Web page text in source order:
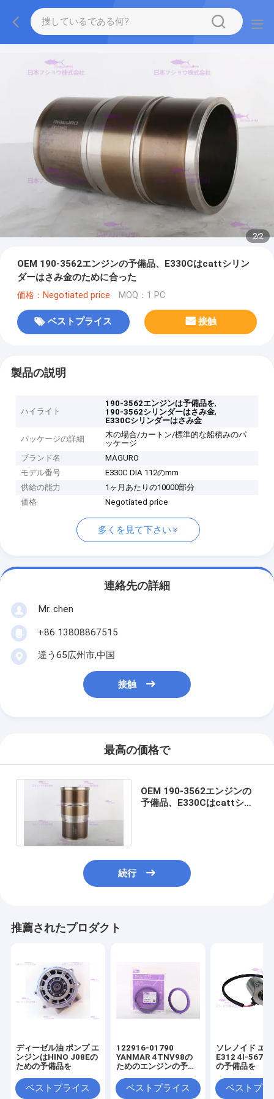
2/2
OEM 190-3562エンジンの予備品、E330Cはcattシリン
ダーはさみ金のために合った
価格：Negotiated price MOQ：1 PC
ベストプライス 接触
製品の説明
ハイライト
190-3562エンジンは予備品を,
190-3562シリンダーはさみ金,
E330Cシリンダーはさみ金
パッケージの詳細
木の場合/カートン/標準的な船積みのパ
ッケージ
ブランド名
MAGURO
モデル番号
E330C DIA 112のmm
供給の能力
1ヶ月あたりの10000部分
価格
Negotiated price
多くを見て下さい
連絡先の詳細
Mr. chen
+86 13808867515
違う65広州市,中国
接触
最高の価格で
OEM 190-3562エンジンの
予備品、E330Cはcattシリ
続行
推薦されたプロダクト
ディーゼル油 ポンプ エ
ンジンはHINO J08Eの
ための予備品を
ベストプライス
122916-01790
YANMAR 4TNV98の
ためのエンジンの予備
ベストプライス
ソレノイド エ
E312 4I-5674
の予備品を
ベストプラ